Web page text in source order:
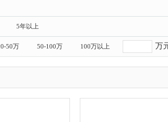
5年以上
50万 50-100万 100万以上 万